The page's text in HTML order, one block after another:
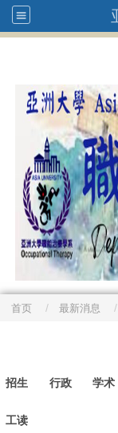
首页 最新消息
招生 行政 学术
工读